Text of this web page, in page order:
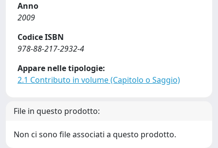
Anno
2009
Codice ISBN
978-88-217-2932-4
Appare nelle tipologie:
2.1 Contributo in volume (Capitolo o Saggio)
File in questo prodotto:
Non ci sono file associati a questo prodotto.